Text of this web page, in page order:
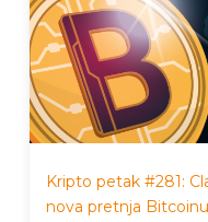
Kripto petak #281:
nova pretnja